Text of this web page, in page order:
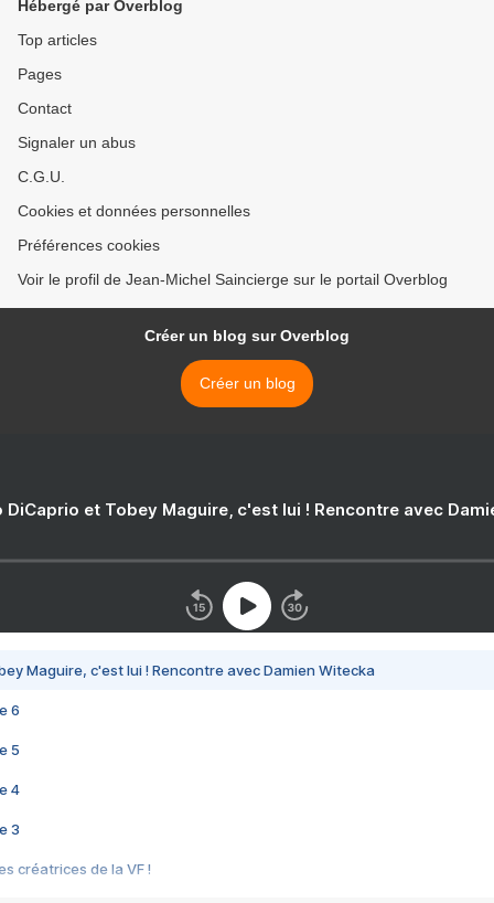
Hébergé par Overblog
Top articles
Pages
Contact
Signaler un abus
C.G.U.
Cookies et données personnelles
Préférences cookies
Voir le profil de Jean-Michel Saincierge sur le portail Overblog
Créer un blog sur Overblog
Créer un blog
DiCaprio et Tobey Maguire, c'est lui ! Rencontre avec
Maguire, c'est lui ! Rencontre avec Damien Witecka
6
5
4
3
créatrices de la VF !